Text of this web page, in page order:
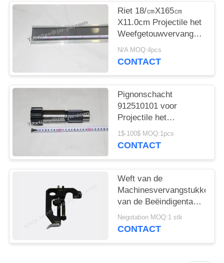
Riet 18/㎝X165㎝
X11.0cm Projectile het
Weefgetouwvervangstukken
van Sulzer
N/A MOQ:4pcs
CONTACT
Pignonschacht
912510101 voor
Projectile het
Weefgetouwvervangstukken
van Sulzer
1$-100$ MOQ:1pcs
CONTACT
Weft van de
Machinesvervangstukken
van de Beëindigentang
FA 0.5ll-LLS Industriële
Textiellente hard
Negotation MOQ:1 stk
CONTACT